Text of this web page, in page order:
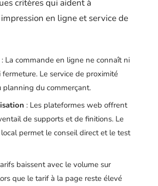
critères qui aident à
en ligne et service de
: La commande en ligne ne connaît ni
fermeture. Le service de proximité
planning du commerçant.
: Les plateformes web offrent
de supports et de finitions. Le
permet le conseil direct et le test
baissent avec le volume sur
que le tarif à la page reste élevé